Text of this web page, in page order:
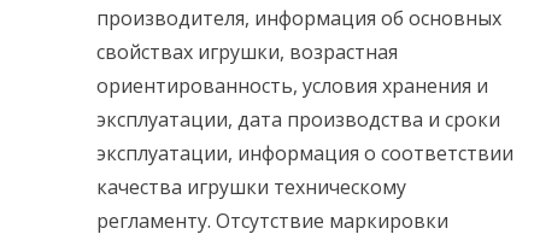
производителя, информация об основных
свойствах игрушки, возрастная
ориентированность, условия хранения и
эксплуатации, дата производства и сроки
эксплуатации, информация о соответствии
качества игрушки техническому
регламенту. Отсутствие маркировки